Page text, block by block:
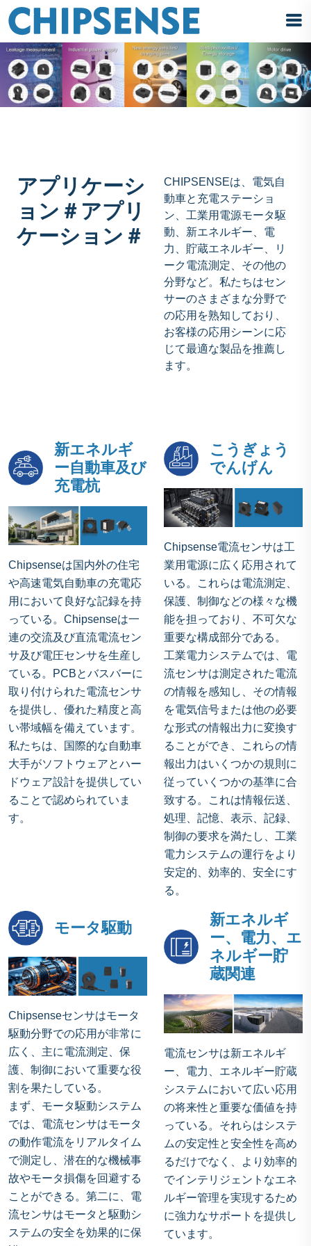
アプリケーシ
ョン＃アプリ
ケーション＃
CHIPSENSEは、電気自
動車と充電ステーショ
ン、工業用電源モータ駆
動、新エネルギー、電
力、貯蔵エネルギー、リ
ーク電流測定、その他の
分野など。私たちはセン
サーのさまざまな分野で
の応用を熟知しており、
お客様の応用シーンに応
じて最適な製品を推薦し
ます。
新エネルギ
ー自動車及び
充電杭
Chipsenseは国内外の住宅
や高速電気自動車の充電応
用において良好な記録を持
っている。Chipsenseは一
連の交流及び直流電流セン
サ及び電圧センサを生産し
ている。PCBとバスバーに
取り付けられた電流センサ
を提供し、優れた精度と高
い帯域幅を備えています。
私たちは、国際的な自動車
大手がソフトウェアとハー
ドウェア設計を提供してい
ることで認められていま
す。
こうぎょう
でんげん
Chipsense電流センサは工
業用電源に広く応用されて
いる。これらは電流測定、
保護、制御などの様々な機
能を担っており、不可欠な
重要な構成部分である。
工業電力システムでは、電
流センサは測定された電流
の情報を感知し、その情報
を電気信号または他の必要
な形式の情報出力に変換す
ることができ、これらの情
報出力はいくつかの規則に
従っていくつかの基準に合
致する。これは情報伝送、
処理、記憶、表示、記録、
制御の要求を満たし、工業
電力システムの運行をより
安定的、効率的、安全にす
る。
モータ駆動
Chipsenseセンサはモータ
駆動分野での応用が非常に
広く、主に電流測定、保
護、制御において重要な役
割を果たしている。
まず、モータ駆動システム
では、電流センサはモータ
の動作電流をリアルタイム
で測定し、潜在的な機械事
故やモータ損傷を回避する
ことができる。第二に、電
流センサはモータと駆動シ
ステムの安全を効果的に保
新エネルギ
ー、電力、エ
ネルギー貯
蔵関連
‌電流センサは新エネルギ
ー、電力、エネルギー貯蔵
システムにおいて広い応用
の将来性と重要な価値を持
っている。それらはシステ
ムの安定性と安全性を高め
るだけでなく、より効率的
でインテリジェントなエネ
ルギー管理を実現するため
に強力なサポートを提供し
ています。